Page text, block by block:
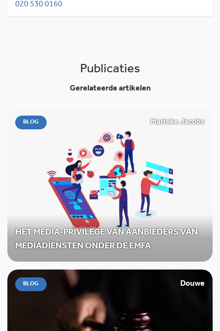
020 530 0160
Publicaties
Gerelateerde artikelen
BLOG Marieke Jacobs
HET MEDIA-PRIVILEGE VAN AANBIEDERS VAN
MEDIADIENSTEN ONDER DE EMFA
BLOG Douwe